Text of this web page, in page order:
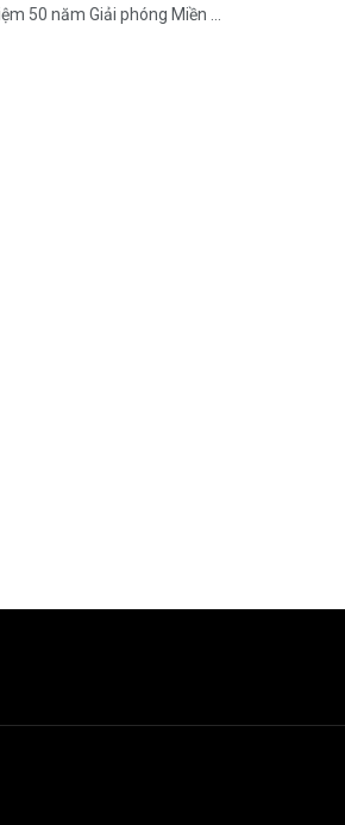
50 năm Giải phóng Miền ...